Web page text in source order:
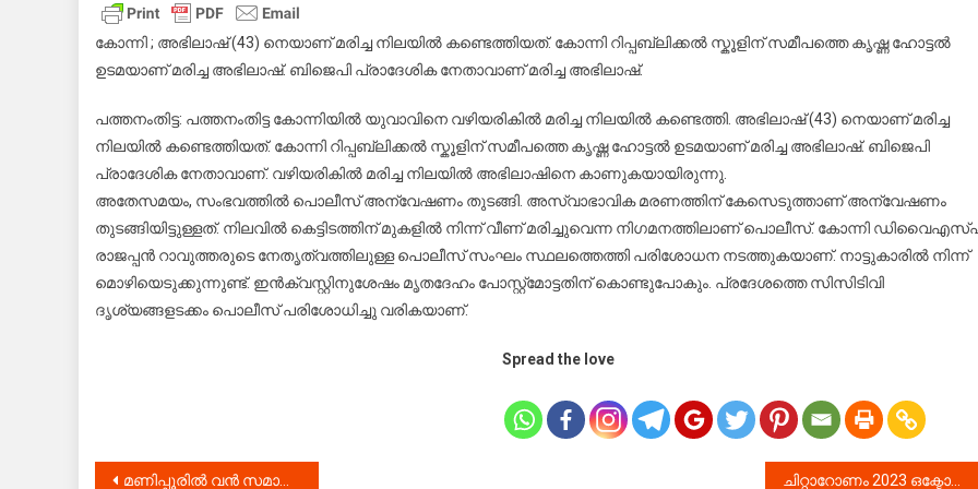
നേതാവിനെ
മരിച്ച
കണ്ടെത്തി
കോന്നി ; അഭിലാഷ് (43) നെയാണ് മരിച്ച നിലയിൽ കണ്ടെത്തിയത്. കോന്നി റിപ്പബ്ലിക്കൽ സ്കൂളിന് സമീപത്തെ കൃഷ്ണ ഹോട്ടൽ
ഉടമയാണ് മരിച്ച അഭിലാഷ്. ബിജെപി പ്രാദേശിക നേതാവാണ് മരിച്ച അഭിലാഷ്.
പത്തനംതിട്ട: പത്തനംതിട്ട കോന്നിയിൽ യുവാവിനെ വഴിയരികിൽ മരിച്ച നിലയിൽ കണ്ടെത്തി. അഭിലാഷ് (43) നെയാണ് മരിച്ച
നിലയിൽ കണ്ടെത്തിയത്. കോന്നി റിപ്പബ്ലിക്കൽ സ്കൂളിന് സമീപത്തെ കൃഷ്ണ ഹോട്ടൽ ഉടമയാണ് മരിച്ച അഭിലാഷ്. ബിജെപി
പ്രാദേശിക നേതാവാണ്. വഴിയരികിൽ മരിച്ച നിലയിൽ അഭിലാഷിനെ കാണുകയായിരുന്നു.
അതേസമയം, സംഭവത്തിൽ പൊലീസ് അന്വേഷണം തുടങ്ങി. അസ്വാഭാവിക മരണത്തിന് കേസെടുത്താണ് അന്വേഷണം
തുടങ്ങിയിട്ടുള്ളത്. നിലവിൽ കെട്ടിടത്തിന് മുകളിൽ നിന്ന് വീണ് മരിച്ചുവെന്ന നിഗമനത്തിലാണ് പൊലീസ്. കോന്നി
രാജപ്പൻ റാവുത്തരുടെ നേതൃത്വത്തിലുള്ള പൊലീസ് സംഘം സ്ഥലത്തെത്തി പരിശോധന നടത്തുകയാണ്. നാട്ടുകാരിൽ നിന്ന്
മൊഴിയെടുക്കുന്നുണ്ട്. ഇൻക്വസ്റ്റിനുശേഷം മൃതദേഹം പോസ്റ്റ്മോട്ടതിന് കൊണ്ടുപോകും. പ്രദേശത്തെ സിസിടിവി
ദൃശ്യങ്ങളടക്കം പൊലീസ് പരിശോധിച്ചു വരികയാണ്.
Spread the love
മണിപ്പൂരിൽ വൻ സമാധാന റാലി